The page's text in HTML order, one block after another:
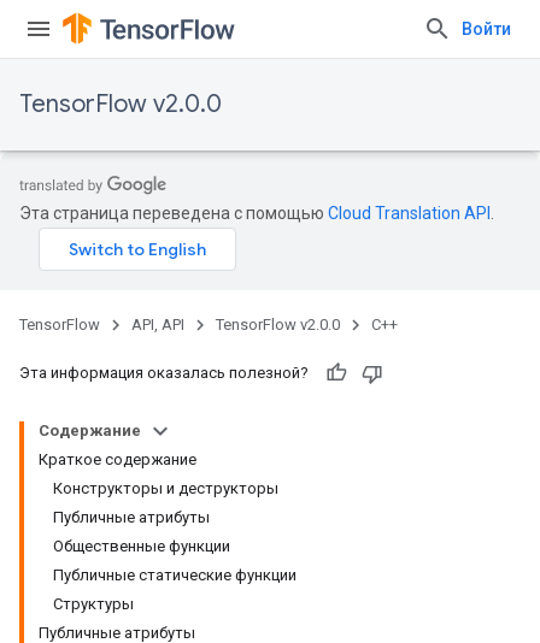
Войти
TensorFlow v2.0.0
Эта страница переведена с помощью Cloud Translation API
TensorFlow API, API TensorFlow v2.0.0 C++
Эта информация оказалась полезной?
Содержание
Краткое содержание
Конструкторы и деструкторы
Публичные атрибуты
Общественные функции
Публичные статические функции
Структуры
Публичные атрибуты